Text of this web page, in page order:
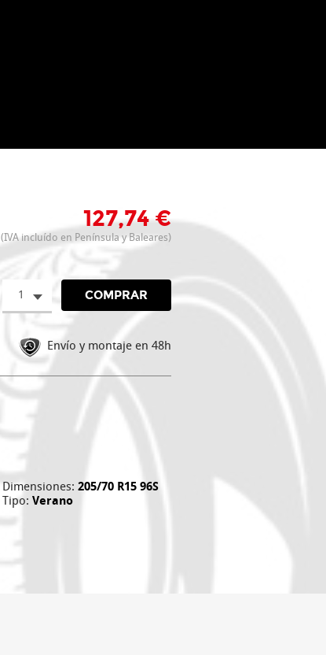
127,74 €
(IVA incluído en Península y Baleares)
1 COMPRAR
Envío y montaje en 48h
Dimensiones: 205/70 R15 96S
Tipo: Verano